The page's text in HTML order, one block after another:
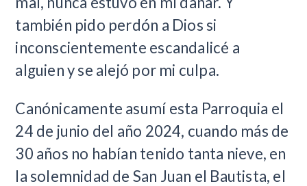
también pido perdón a Dios si
inconscientemente escandalicé a
alguien y se alejó por mi culpa.
Canónicamente asumí esta Parroquia el
24 de junio del año 2024, cuando más de
30 años no habían tenido tanta nieve, en
la solemnidad de San Juan el Bautista, el